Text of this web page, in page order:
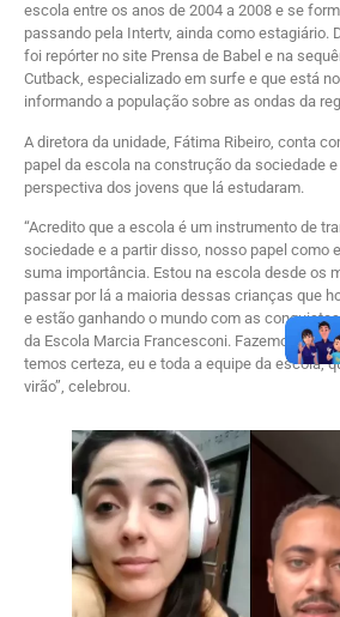
escola entre os anos de 2004 a 2008 e se
passando pela Intertv, ainda como estagiário.
foi repórter no site Prensa de Babel e na
Cutback, especializado em surfe e que está
informando a população sobre as ondas da
A diretora da unidade, Fátima Ribeiro, conta
papel da escola na construção da sociedade
perspectiva dos jovens que lá estudaram.
“Acredito que a escola é um instrumento de
sociedade e a partir disso, nosso papel como
suma importância. Estou na escola desde os
passar por lá a maioria dessas crianças que
e estão ganhando o mundo com as
da Escola Marcia Francesconi. Fazemos parte
temos certeza, eu e toda a equipe da escola,
virão”, celebrou.